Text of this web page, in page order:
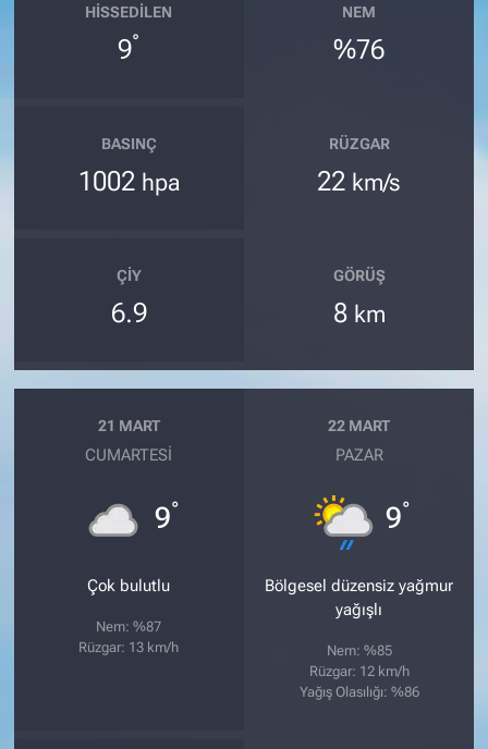
HISSEDILEN
9°
NEM
%76
BASINÇ
1002 hpa
RÜZGAR
22 km/s
ÇIY
6.9
GÖRÜŞ
8 km
21 MART
CUMARTESI
9°
Çok bulutlu
Nem: %87
Rüzgar: 13 km/h
22 MART
PAZAR
9°
Bölgesel düzensiz yağmur
yağışlı
Nem: %85
Rüzgar: 12 km/h
Yağış Olasılığı: %86